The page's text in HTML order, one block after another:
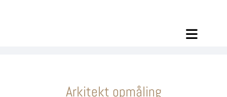
Arkitekt opmåling